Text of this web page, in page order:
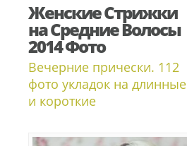
Женские Стрижки
на Средние Волосы
2014 Фото
Вечерние прически. 112
фото укладок на длинные
и короткие